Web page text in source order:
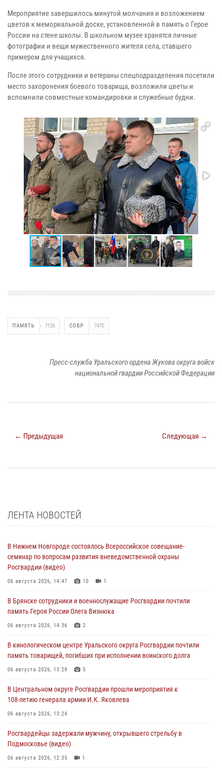
Мероприятие завершилось минутой молчания и возложением
цветов к мемориальной доске, установленной в память о Герое
России на стене школы. В школьном музее хранятся личные
фотографии и вещи мужественного жителя села, ставшего
примером для учащихся.
После этого сотрудники и ветераны спецподразделения посетили
место захоронения боевого товарища, возложили цветы и
вспомнили совместные командировки и служебные будни.
ПАМЯТЬ 7126 СОБР 7470
Пресс-служба Уральского ордена Жукова округа войск
национальной гвардии Российской Федерации
← Предыдущая Следующая →
ЛЕНТА НОВОСТЕЙ
В Нижнем Новгороде состоялось Всероссийское совещание-
семинар по вопросам развития вневедомственной охраны
Росгвардии (видео)
06 августа 2026, 14:47 10 1
В Брянске сотрудники и военнослужащие Росгвардии почтили
память Героя России Олега Визнюка
06 августа 2026, 14:36 2
В кинологическом центре Уральского округа Росгвардии почтили
память товарищей, погибших при исполнении воинского долга
06 августа 2026, 13:29 5
В Центральном округе Росгвардии прошли мероприятия к
108‑летию генерала армии И.К. Яковлева
06 августа 2026, 13:24
Росгвардейцы задержали мужчину, открывшего стрельбу в
Подмосковье (видео)
06 августа 2026, 12:35 1